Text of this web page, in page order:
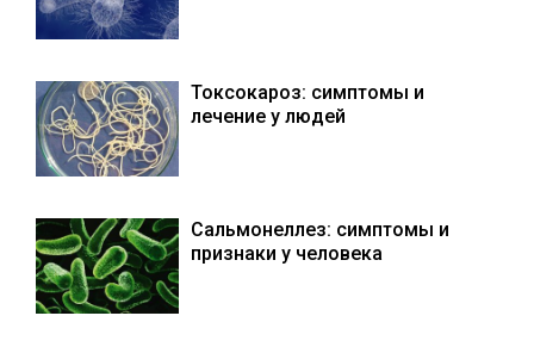
Токсокароз: симптомы и
лечение у людей
Сальмонеллез: симптомы и
признаки у человека